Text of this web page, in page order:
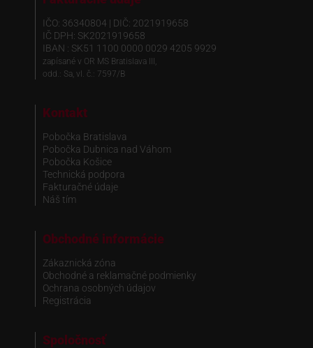
IČO: 36340804 | DIČ: 2021919658
IČ DPH: SK2021919658
IBAN : SK51 1100 0000 0029 4205 9929
zapísané v OR MS Bratislava III,
odd.: Sa, vl. č.: 7597/B
Kontakt
Pobočka Bratislava
Pobočka Dubnica nad Váhom
Pobočka Košice
Technická podpora
Fakturačné údaje
Náš tím
Obchodné informácie
Zákaznická zóna
Obchodné a reklamačné podmienky
Ochrana osobných údajov
Registrácia
Spoločnosť